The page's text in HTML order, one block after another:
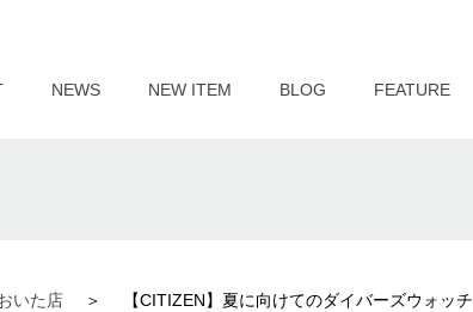
NEWS NEW ITEM BLOG FEATURE
いた店 【CITIZEN】夏に向けてのダイバーズウォッチ